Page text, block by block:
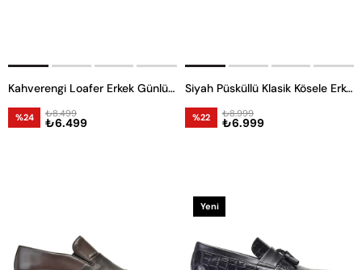
Kahverengi Loafer Erkek Günlük Ayakkabı
%24 ₺6.499
₺8.499
Siyah Püsküllü Klasik Kösele Erkek Loafer Ayakkabı
%22 ₺6.999
₺8.999
Yeni